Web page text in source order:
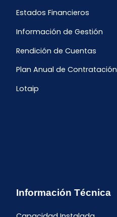
Estados Financieros
Información de Gestión
Rendición de Cuentas
Plan Anual de Contratación
Lotaip
Información Técnica